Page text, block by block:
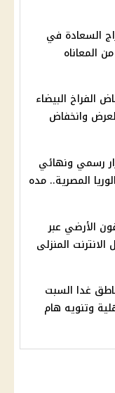
السعادة في
المعاناه
الفراخ البيضاء
العرض وانخفاض
رسمي ونهائي
المصرية.. مده
الأرضي عبر
المنزلى
غدا السبت
وتنويه هام